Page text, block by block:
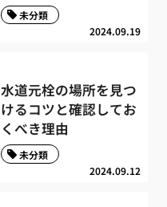
2024.09.19
未分類
水道元栓の場所を見つ
けるコツと確認してお
くべき理由
2024.09.12
未分類